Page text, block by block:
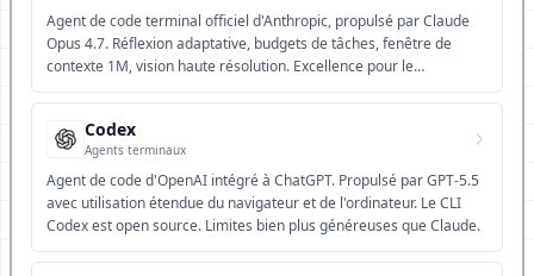
Agent de code terminal officiel d'Anthropic, propulsé par Claude
Opus 4.7. Réflexion adaptative, budgets de tâches, fenêtre de
contexte 1M, vision haute résolution. Excellence pour le
raisonnement complexe.
Codex
Agents terminaux
Agent de code d'OpenAI intégré à ChatGPT. Propulsé par GPT-5.5
avec utilisation étendue du navigateur et de l'ordinateur. Le CLI
Codex est open source. Limites bien plus généreuses que Claude.